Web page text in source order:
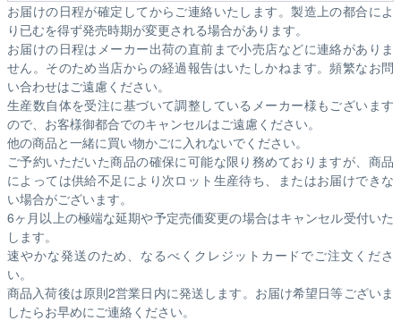
お届けの日程が確定してからご連絡いたします。製造上の都合によ
り已むを得ず発売時期が変更される場合があります。
お届けの日程はメーカー出荷の直前まで小売店などに連絡がありま
せん。そのため当店からの経過報告はいたしかねます。頻繁なお問
い合わせはご遠慮ください。
生産数自体を受注に基づいて調整しているメーカー様もございます
ので、お客様御都合でのキャンセルはご遠慮ください。
他の商品と一緒に買い物かごに入れないでください。
ご予約いただいた商品の確保に可能な限り務めておりますが、商品
によっては供給不足により次ロット生産待ち、またはお届けできな
い場合がございます。
6ヶ月以上の極端な延期や予定売価変更の場合はキャンセル受付いた
します。
速やかな発送のため、なるべくクレジットカードでご注文くださ
い。
商品入荷後は原則2営業日内に発送します。お届け希望日等ございま
したらお早めにご連絡ください。